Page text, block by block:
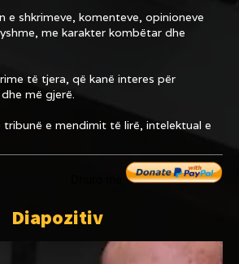
e shkrimeve, komenteve, opinioneve
me karakter kombëtar dhe
të tjera, që kanë interes për
më gjerë.
tribunë e mendimit të lirë, intelektual e
Diapozitiv